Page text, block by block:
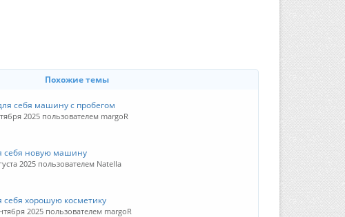
Похожие темы
себя машину с пробегом
2025 пользователем margoR
себя новую машину
2025 пользователем Natella
хорошую косметику
2025 пользователем margoR